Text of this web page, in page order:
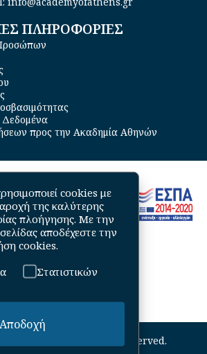
ΠΛΗΡΟΦΟΡΙΕΣ
προς την Ακαδημία Αθηνών
of Athens. All Rights Reserved.
cookies με
της καλύτερης
πλοήγησης. Με την
αποδέχεστε την
cookies.
Στατιστικών
Αποδοχή